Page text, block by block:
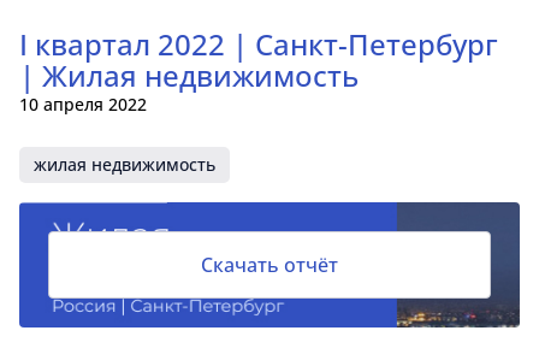
I квартал 2022 | Санкт-Петербург
| Жилая недвижимость
10 апреля 2022
жилая недвижимость
Скачать отчёт